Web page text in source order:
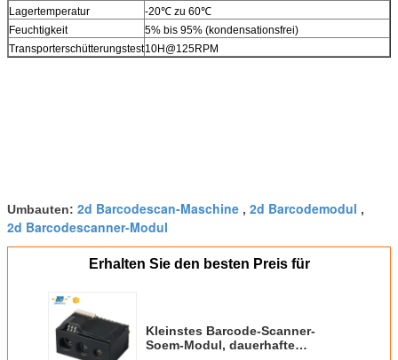
Lagertemperatur
-20℃ zu 60℃
Feuchtigkeit
5% bis 95% (kondensationsfrei)
Transporterschütterungstest10H@125RPM
Umbauten: 2d Barcodescan-Maschine , 2d Barcodemodul ,
2d Barcodescanner-Modul
Erhalten Sie den besten Preis für
Kleinstes Barcode-Scanner-
Soem-Modul, dauerhafte